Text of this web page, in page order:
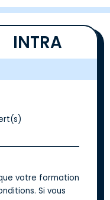
INTRA
votre formation
Si vous